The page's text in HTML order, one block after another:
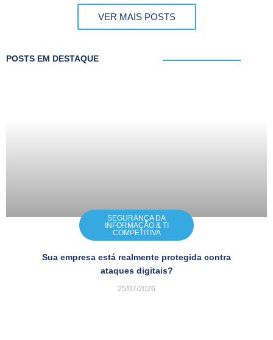
VER MAIS POSTS
POSTS EM DESTAQUE
SEGURANÇA DA
INFORMAÇÃO & TI
COMPETITIVA
Sua empresa está realmente protegida contra
ataques digitais?
25/07/2026